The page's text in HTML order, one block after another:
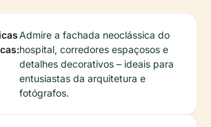
Admire a fachada neoclássica do
hospital, corredores espaçosos e
detalhes decorativos – ideais para
entusiastas da arquitetura e
fotógrafos.